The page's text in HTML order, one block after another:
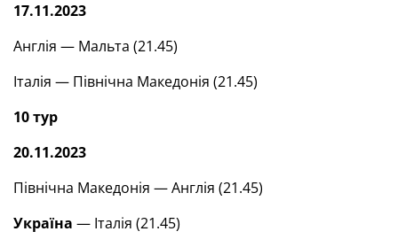
17.11.2023
Англія — Мальта (21.45)
Італія — Північна Македонія (21.45)
10 тур
20.11.2023
Північна Македонія — Англія (21.45)
Україна — Італія (21.45)